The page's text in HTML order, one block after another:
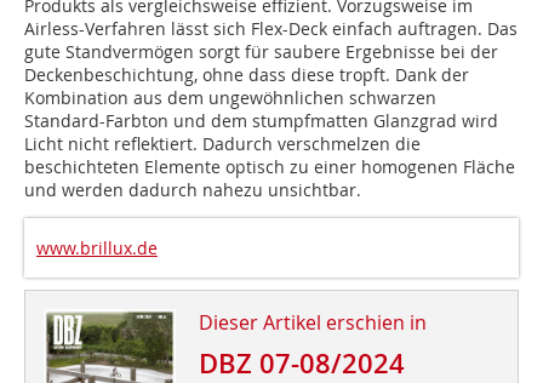
Produkts als vergleichsweise effizient. Vorzugsweise im
Airless-Verfahren lässt sich Flex-Deck einfach auftragen. Das
gute Standvermögen sorgt für saubere Ergebnisse bei der
Deckenbeschichtung, ohne dass diese tropft. Dank der
Kombination aus dem ungewöhnlichen schwarzen
Standard-Farbton und dem stumpfmatten Glanzgrad wird
Licht nicht reflektiert. Dadurch verschmelzen die
beschichteten Elemente optisch zu einer homogenen Fläche
und werden dadurch nahezu unsichtbar.
www.brillux.de
Dieser Artikel erschien in
DBZ 07-08/2024